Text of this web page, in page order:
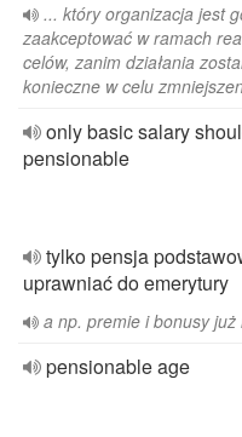
... który organizacja jest
zaakceptować w ramach
celów, zanim działania
konieczne w celu
only basic salary
pensionable
tylko pensja
uprawniać do emerytury
a np. premie i bonusy już
pensionable age